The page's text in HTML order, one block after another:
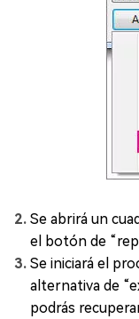
Se abrirá un
el botón de
Se iniciará el
alternativa de
podrás